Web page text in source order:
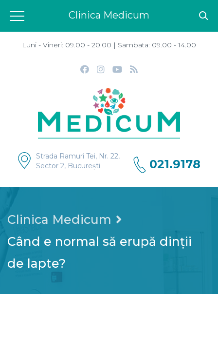
Luni - Vineri: 09.00 - 20.00 | Sambata: 09.00 - 14.00
Strada Ramuri Tei, Nr. 22,
Sector 2, București
021.9178
Clinica Medicum
Când e normal să erupă dinții
de lapte?
Clinica Medicum